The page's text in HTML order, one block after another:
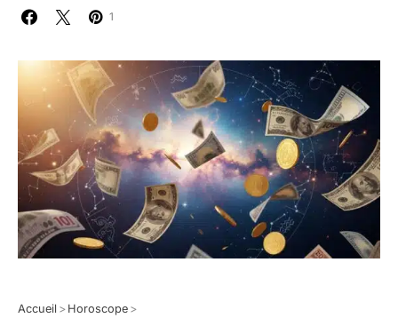
1
Accueil > Horoscope >